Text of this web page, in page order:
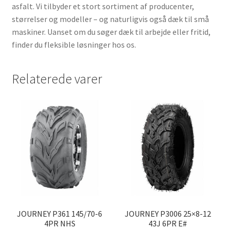
asfalt. Vi tilbyder et stort sortiment af producenter,
størrelser og modeller – og naturligvis også dæk til små
maskiner. Uanset om du søger dæk til arbejde eller fritid,
finder du fleksible løsninger hos os.
Relaterede varer
JOURNEY P361 145/70-6
4PR NHS
JOURNEY P3006 25×8-12
43J 6PR E#